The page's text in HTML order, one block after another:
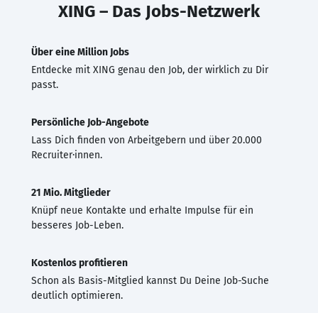
XING – Das Jobs-Netzwerk
Über eine Million Jobs
Entdecke mit XING genau den Job, der wirklich zu Dir
passt.
Persönliche Job-Angebote
Lass Dich finden von Arbeitgebern und über 20.000
Recruiter·innen.
21 Mio. Mitglieder
Knüpf neue Kontakte und erhalte Impulse für ein
besseres Job-Leben.
Kostenlos profitieren
Schon als Basis-Mitglied kannst Du Deine Job-Suche
deutlich optimieren.